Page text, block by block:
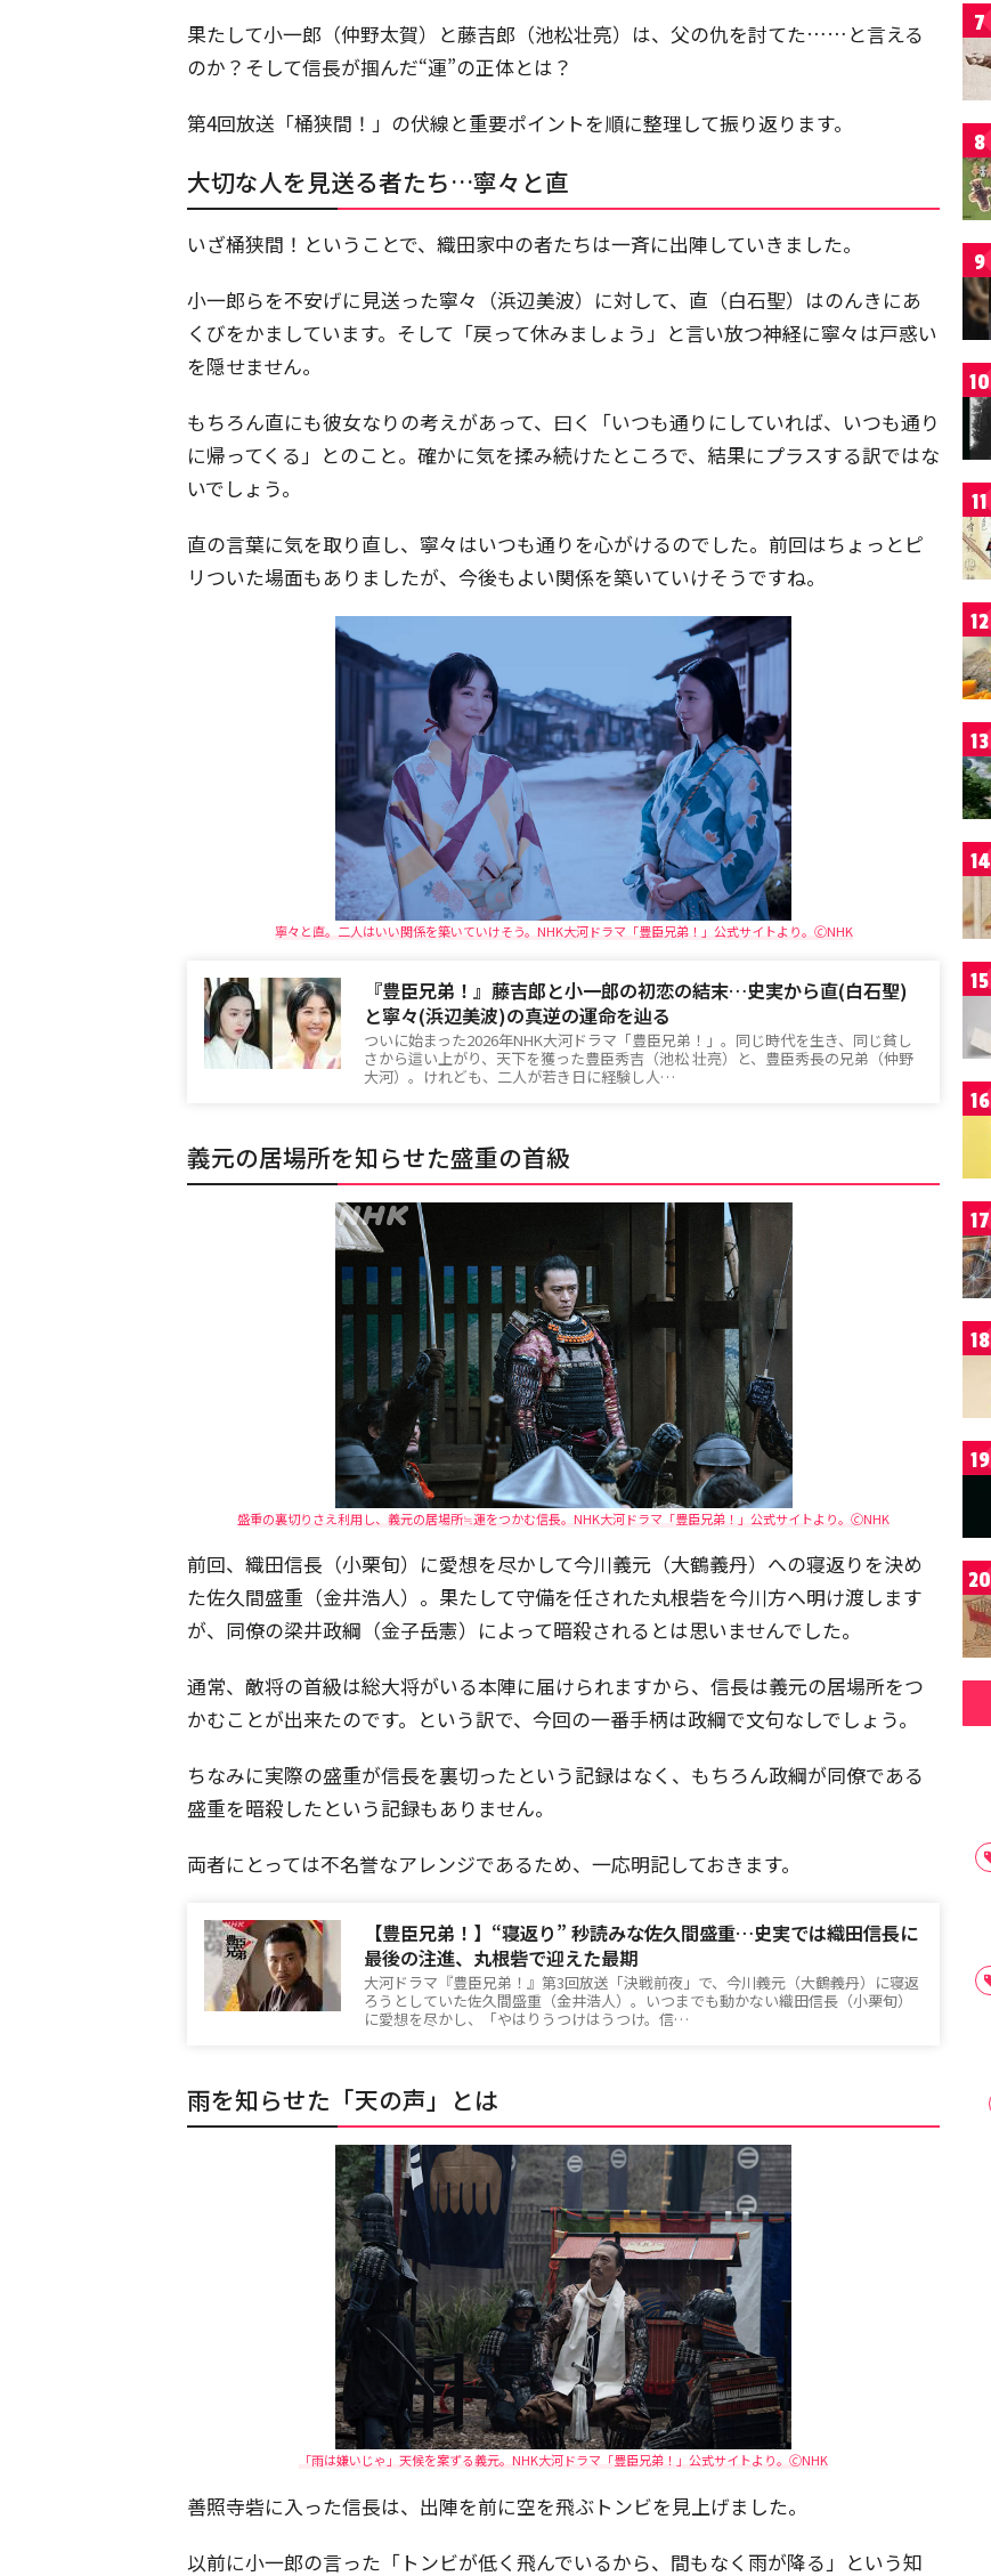
果たして小一郎（仲野太賀）と藤吉郎（池松壮亮）は、父の仇を討てた……と言える
のか？そして信長が掴んだ“運”の正体とは？
第4回放送「桶狭間！」の伏線と重要ポイントを順に整理して振り返ります。
大切な人を見送る者たち…寧々と直
いざ桶狭間！ということで、織田家中の者たちは一斉に出陣していきました。
小一郎らを不安げに見送った寧々（浜辺美波）に対して、直（白石聖）はのんきにあ
くびをかましています。そして「戻って休みましょう」と言い放つ神経に寧々は戸惑い
を隠せません。
もちろん直にも彼女なりの考えがあって、曰く「いつも通りにしていれば、いつも通り
に帰ってくる」とのこと。確かに気を揉み続けたところで、結果にプラスする訳ではな
いでしょう。
直の言葉に気を取り直し、寧々はいつも通りを心がけるのでした。前回はちょっとピ
リついた場面もありましたが、今後もよい関係を築いていけそうですね。
寧々と直。二人はいい関係を築いていけそう。NHK大河ドラマ「豊臣兄弟！」公式サイトより。🄫NHK
『豊臣兄弟！』藤吉郎と小一郎の初恋の結末…史実から直(白石聖)
と寧々(浜辺美波)の真逆の運命を辿る
ついに始まった2026年NHK大河ドラマ「豊臣兄弟！」。同じ時代を生き、同じ貧し
さから這い上がり、天下を獲った豊臣秀吉（池松 壮亮）と、豊臣秀長の兄弟（仲野
大河）。けれども、二人が若き日に経験し人…
義元の居場所を知らせた盛重の首級
盛重の裏切りさえ利用し、義元の居場所≒運をつかむ信長。NHK大河ドラマ「豊臣兄弟！」公式サイトより。🄫NHK
前回、織田信長（小栗旬）に愛想を尽かして今川義元（大鶴義丹）への寝返りを決め
た佐久間盛重（金井浩人）。果たして守備を任された丸根砦を今川方へ明け渡します
が、同僚の梁井政綱（金子岳憲）によって暗殺されるとは思いませんでした。
通常、敵将の首級は総大将がいる本陣に届けられますから、信長は義元の居場所をつ
かむことが出来たのです。という訳で、今回の一番手柄は政綱で文句なしでしょう。
ちなみに実際の盛重が信長を裏切ったという記録はなく、もちろん政綱が同僚である
盛重を暗殺したという記録もありません。
両者にとっては不名誉なアレンジであるため、一応明記しておきます。
【豊臣兄弟！】“寝返り” 秒読みな佐久間盛重…史実では織田信長に
最後の注進、丸根砦で迎えた最期
大河ドラマ『豊臣兄弟！』第3回放送「決戦前夜」で、今川義元（大鶴義丹）に寝返
ろうとしていた佐久間盛重（金井浩人）。いつまでも動かない織田信長（小栗旬）
に愛想を尽かし、「やはりうつけはうつけ。信…
雨を知らせた「天の声」とは
「雨は嫌いじゃ」天候を案ずる義元。NHK大河ドラマ「豊臣兄弟！」公式サイトより。🄫NHK
善照寺砦に入った信長は、出陣を前に空を飛ぶトンビを見上げました。
以前に小一郎の言った「トンビが低く飛んでいるから、間もなく雨が降る」という知
7
8
9
10
11
12
13
14
15
16
17
18
19
20